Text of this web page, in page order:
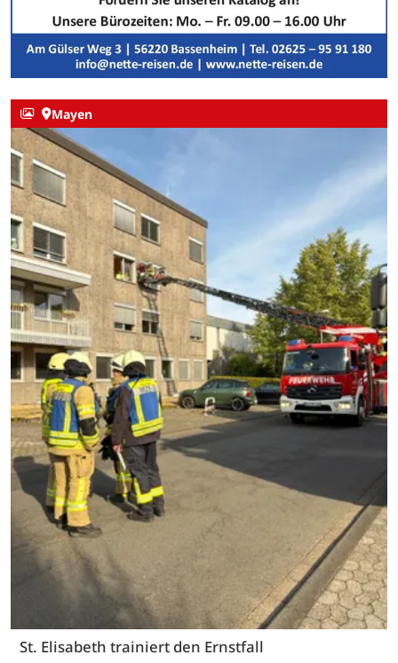
Mayen
St. Elisabeth trainiert den Ernstfall